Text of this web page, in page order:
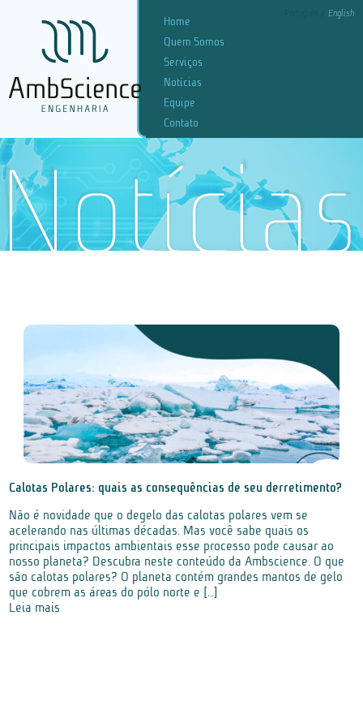
English
Home
Quem Somos
Serviços
Notícias
Equipe
Contato
Calotas Polares: quais as consequências de seu derretimento?
Não é novidade que o degelo das calotas polares vem se
acelerando nas últimas décadas. Mas você sabe quais os
principais impactos ambientais esse processo pode causar ao
nosso planeta? Descubra neste conteúdo da Ambscience. O que
são calotas polares? O planeta contém grandes mantos de gelo
que cobrem as áreas do pólo norte e […]
Leia mais